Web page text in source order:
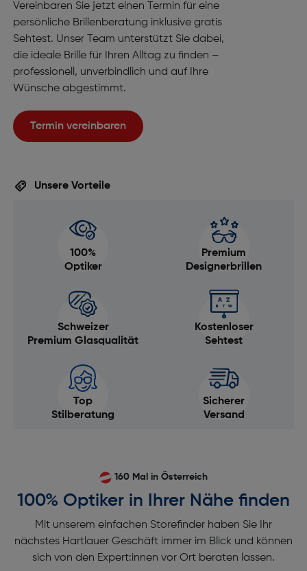
Vereinbaren Sie jetzt einen Termin für eine
persönliche Brillenberatung inklusive gratis
Sehtest. Unser Team unterstützt Sie dabei,
die ideale Brille für Ihren Alltag zu finden –
professionell, unverbindlich und auf Ihre
Wünsche abgestimmt.
Termin vereinbaren
Unsere Vorteile
100%
Optiker
Premium
Designerbrillen
Schweizer
Premium Glasqualität
Kostenloser
Sehtest
Top
Stilberatung
Sicherer
Versand
160 Mal in Österreich
100% Optiker in Ihrer Nähe finden
Mit unserem einfachen Storefinder haben Sie Ihr
nächstes Hartlauer Geschäft immer im Blick und können
sich von den Expert:innen vor Ort beraten lassen.